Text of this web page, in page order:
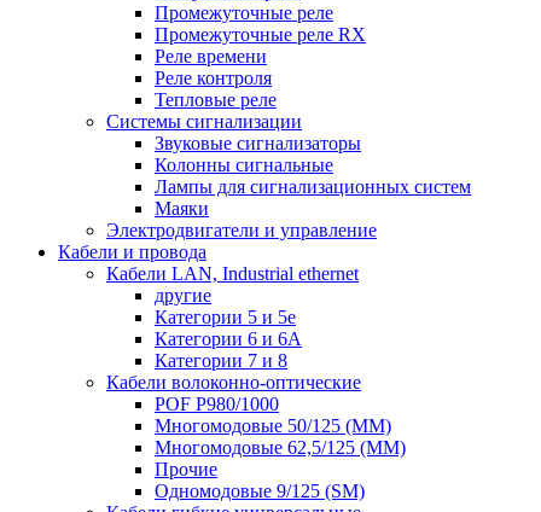
Промежуточные реле
Промежуточные реле RX
Реле времени
Реле контроля
Тепловые реле
Системы сигнализации
Звуковые сигнализаторы
Колонны сигнальные
Лампы для сигнализационных систем
Маяки
Электродвигатели и управление
Кабели и провода
Кабели LAN, Industrial ethernet
другие
Категории 5 и 5е
Категории 6 и 6A
Категории 7 и 8
Кабели волоконно-оптические
POF P980/1000
Многомодовые 50/125 (ММ)
Многомодовые 62,5/125 (ММ)
Прочие
Одномодовые 9/125 (SM)